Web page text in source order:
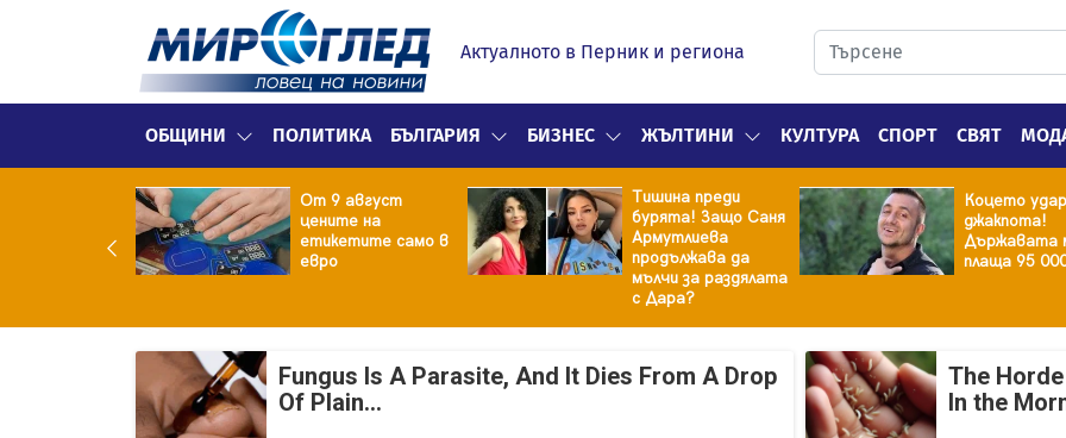
Актуалното в Перник и региона
ОБЩИНИ ПОЛИТИКА БЪЛГАРИЯ БИЗНЕС ЖЪЛТИНИ КУЛТУРА СПОРТ СВЯТ
От 9 август
цените на
етикетите само в
евро
Тишина преди
бурята! Защо Саня
Армутлиева
продължава да
мълчи за раздялата
с Дара?
Коцето
джакпота!
Държавата
плаща 95
Fungus Is A Parasite, And It Dies From A Drop
Of Plain...
The
In the